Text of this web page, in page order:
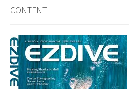
CONTENT